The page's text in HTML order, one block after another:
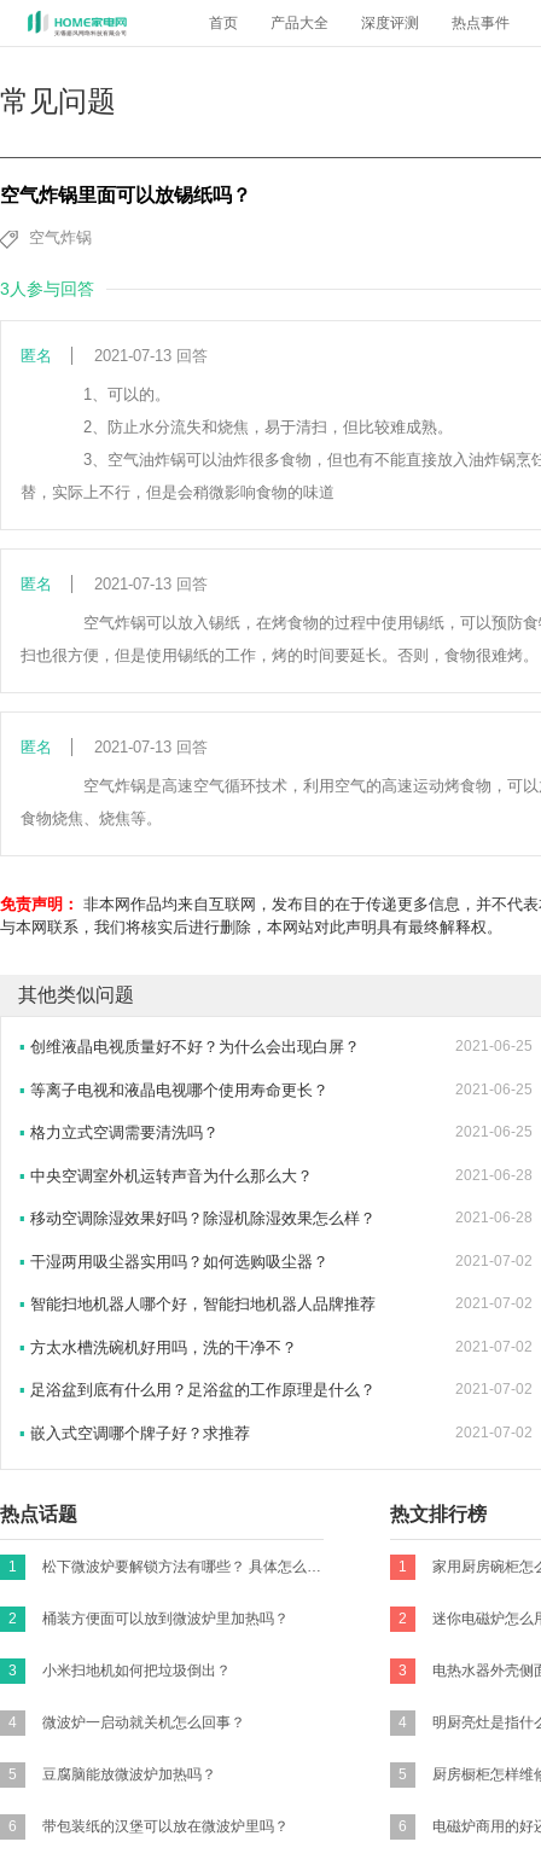
首页 产品大全 深度评测 热点事件
常见问题
空气炸锅里面可以放锡纸吗？
空气炸锅
3人参与回答
匿名 2021-07-13 回答
1、可以的。
2、防止水分流失和烧焦，易于清扫，但比较难成熟。
3、空气油炸锅可以油炸很多食物，但也有不能直接放入油炸锅烹
替，实际上不行，但是会稍微影响食物的味道
匿名 2021-07-13 回答
空气炸锅可以放入锡纸，在烤食物的过程中使用锡纸，可以预防食
扫也很方便，但是使用锡纸的工作，烤的时间要延长。否则，食物很难烤。
匿名 2021-07-13 回答
空气炸锅是高速空气循环技术，利用空气的高速运动烤食物，可以
食物烧焦、烧焦等。
免责声明： 非本网作品均来自互联网，发布目的在于传递更多信息，并不代
与本网联系，我们将核实后进行删除，本网站对此声明具有最终解释权。
其他类似问题
▪ 创维液晶电视质量好不好？为什么会出现白屏？ 2021-06-25
▪ 等离子电视和液晶电视哪个使用寿命更长？ 2021-06-25
▪ 格力立式空调需要清洗吗？ 2021-06-25
▪ 中央空调室外机运转声音为什么那么大？ 2021-06-28
▪ 移动空调除湿效果好吗？除湿机除湿效果怎么样？ 2021-06-28
▪ 干湿两用吸尘器实用吗？如何选购吸尘器？ 2021-07-02
▪ 智能扫地机器人哪个好，智能扫地机器人品牌推荐 2021-07-02
▪ 方太水槽洗碗机好用吗，洗的干净不？ 2021-07-02
▪ 足浴盆到底有什么用？足浴盆的工作原理是什么？ 2021-07-02
▪ 嵌入式空调哪个牌子好？求推荐 2021-07-02
热点话题
1 松下微波炉要解锁方法有哪些？ 具体怎么操作？
2 桶装方便面可以放到微波炉里加热吗？
3 小米扫地机如何把垃圾倒出？
4 微波炉一启动就关机怎么回事？
5 豆腐脑能放微波炉加热吗？
6 带包装纸的汉堡可以放在微波炉里吗？
热文排行榜
1
2
3
4 明厨亮灶是指什
5
6